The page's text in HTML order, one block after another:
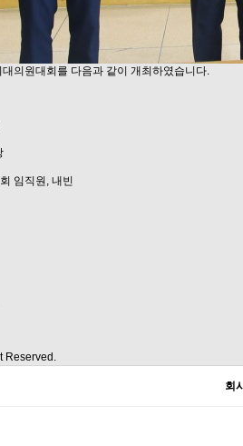
의원대회를 다음과 같이 개최하였습니다.
임직원, 내빈
Reserved.
회